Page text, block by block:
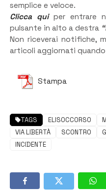
semplice e veloce.
Clicca quiper entrare
pulsante in alto a destra
Non riceverai notifiche,
articoli aggiornati quando
Stampa
TAGS ELISOCCORSO
VIA LIBERTÀ
SCONTRO
INCIDENTE